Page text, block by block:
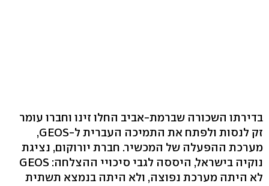
בדירתו השכורה שברמת-אביב החלו זינו וחברו עומר
זק לנסות ולפתח את התמיכה העברית ל-GEOS,
מערכת ההפעלה של המכשיר. חברת יורוקום, נציגת
נוקיה בישראל, היססה לגבי סיכויי ההצלחה: GEOS
לא היתה מערכת נפוצה, ולא היתה בנמצא תשתית